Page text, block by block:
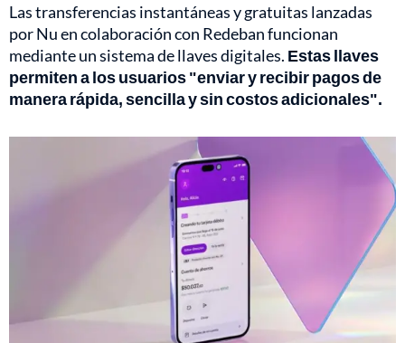
Las transferencias instantáneas y gratuitas lanzadas
por Nu en colaboración con Redeban funcionan
mediante un sistema de llaves digitales. Estas llaves
permiten a los usuarios "enviar y recibir pagos de
manera rápida, sencilla y sin costos adicionales".